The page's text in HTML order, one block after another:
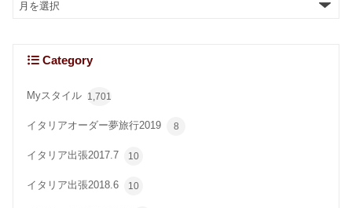
Category
Myスタイル 1,701
イタリアオーダー夢旅行2019 8
イタリア出張2017.7 10
イタリア出張2018.6 10